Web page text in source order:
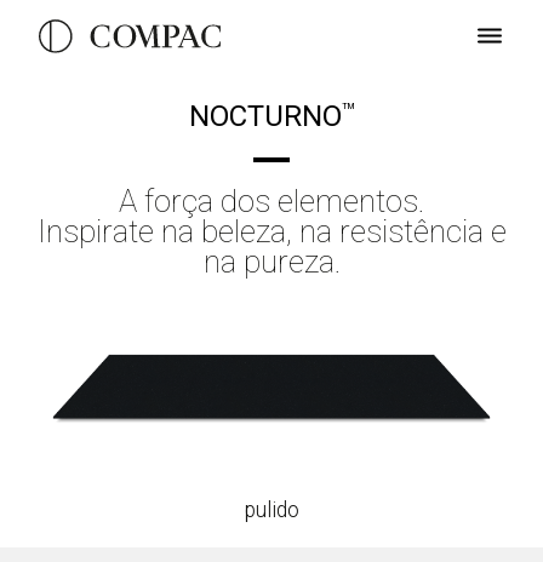
NOCTURNOTM
A força dos elementos.
Inspirate na beleza, na resistência e
na pureza.
pulido